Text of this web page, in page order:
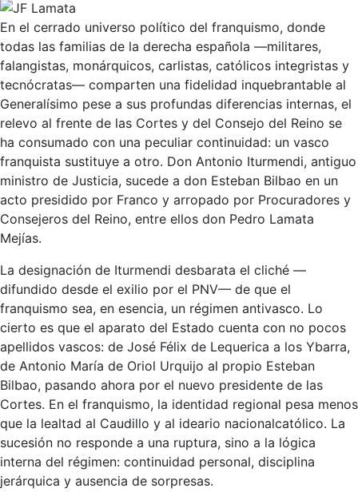
En el cerrado universo político del franquismo, donde
todas las familias de la derecha española —militares,
falangistas, monárquicos, carlistas, católicos integristas y
tecnócratas— comparten una fidelidad inquebrantable al
Generalísimo pese a sus profundas diferencias internas, el
relevo al frente de las Cortes y del Consejo del Reino se
ha consumado con una peculiar continuidad: un vasco
franquista sustituye a otro. Don Antonio Iturmendi, antiguo
ministro de Justicia, sucede a don Esteban Bilbao en un
acto presidido por Franco y arropado por Procuradores y
Consejeros del Reino, entre ellos don Pedro Lamata
Mejías.
La designación de Iturmendi desbarata el cliché —
difundido desde el exilio por el PNV— de que el
franquismo sea, en esencia, un régimen antivasco. Lo
cierto es que el aparato del Estado cuenta con no pocos
apellidos vascos: de José Félix de Lequerica a los Ybarra,
de Antonio María de Oriol Urquijo al propio Esteban
Bilbao, pasando ahora por el nuevo presidente de las
Cortes. En el franquismo, la identidad regional pesa menos
que la lealtad al Caudillo y al ideario nacionalcatólico. La
sucesión no responde a una ruptura, sino a la lógica
interna del régimen: continuidad personal, disciplina
jerárquica y ausencia de sorpresas.